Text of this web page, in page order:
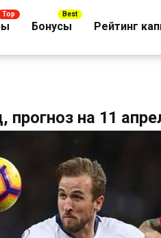
Бонусы Рейтинг
на 11